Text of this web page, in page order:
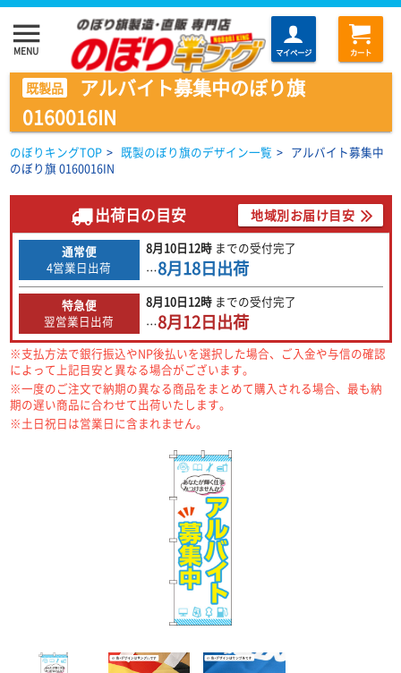
menu
MENU マイページ カート
既製品
アルバイト募集中のぼり旗
0160016IN
のぼりキングTOP > 既製のぼり旗のデザイン一覧 > アルバイト募集中
のぼり旗 0160016IN
出荷日の目安 地域別お届け目安
通常便
4営業日出荷
8月10日12時 までの受付完了
…8月18日出荷
特急便
翌営業日出荷
8月10日12時 までの受付完了
…8月12日出荷
※支払方法で銀行振込やNP後払いを選択した場合、ご入金や与信の確認
によって上記目安と異なる場合がございます。
※一度のご注文で納期の異なる商品をまとめて購入される場合、最も納
期の遅い商品に合わせて出荷いたします。
※土日祝日は営業日に含まれません。